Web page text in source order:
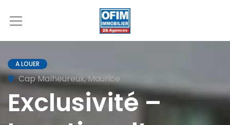
A LOUER
Cap Malheureux, Maurice
Exclusivité –